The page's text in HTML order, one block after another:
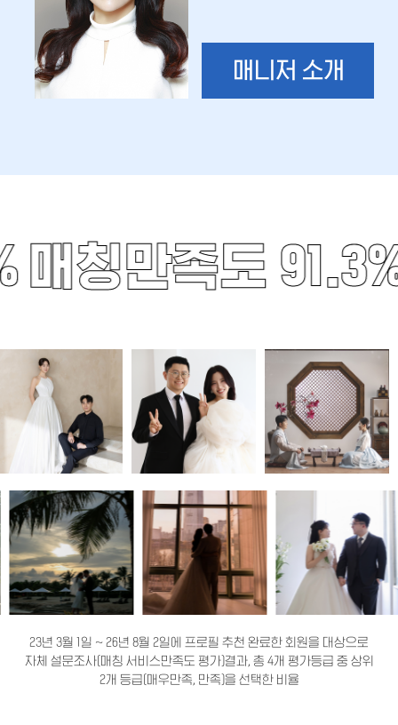
매니저 소개
매칭만족도
23년 3월 1일 ~ 26년 8월 2일에 프로필 추천 완료한 회원을 대상으로
자체 설문조사(매칭 서비스만족도 평가)결과, 총 4개 평가등급 중 상위
2개 등급(매우만족, 만족)을 선택한 비율